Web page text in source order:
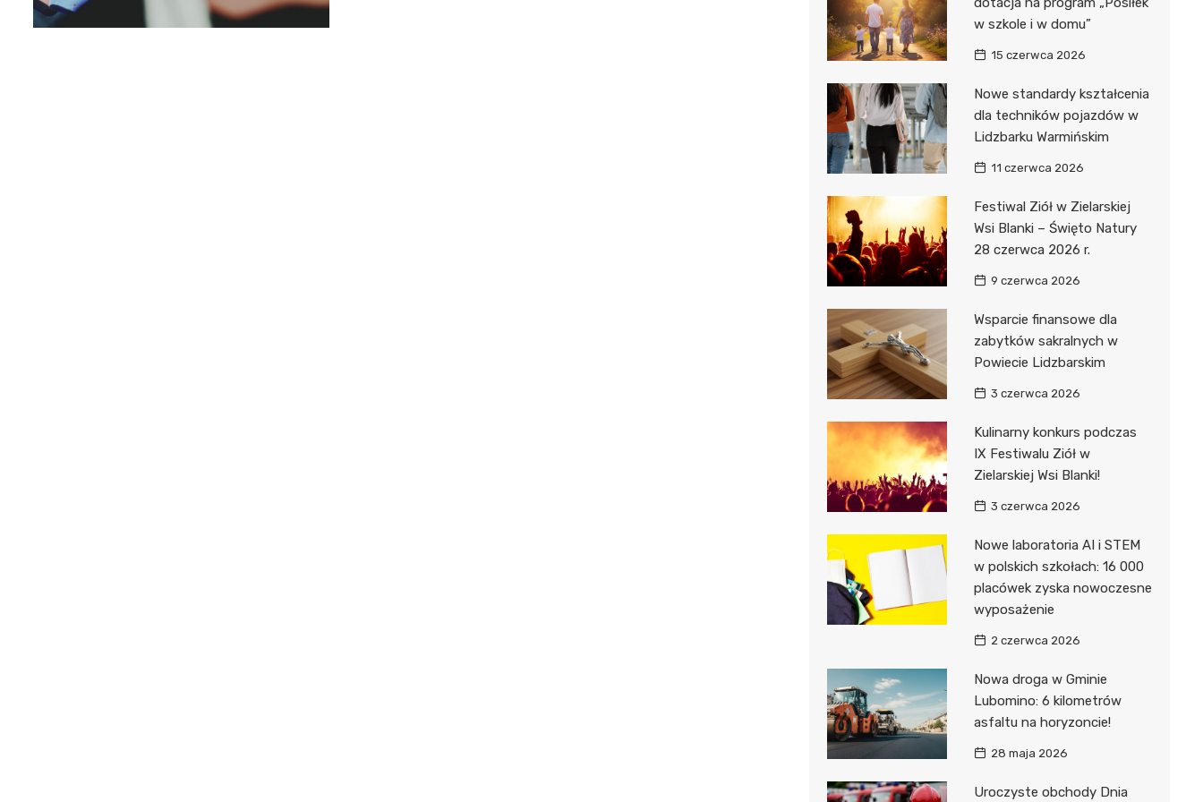
w szkole i w domu”
15 czerwca 2026
Nowe standardy kształcenia
dla techników pojazdów w
Lidzbarku Warmińskim
11 czerwca 2026
Festiwal Ziół w Zielarskiej
Wsi Blanki – Święto Natury
28 czerwca 2026 r.
9 czerwca 2026
Wsparcie finansowe dla
zabytków sakralnych w
Powiecie Lidzbarskim
3 czerwca 2026
Kulinarny konkurs podczas
IX Festiwalu Ziół w
Zielarskiej Wsi Blanki!
3 czerwca 2026
Nowe laboratoria AI i STEM
w polskich szkołach: 16 000
placówek zyska nowoczesne
wyposażenie
2 czerwca 2026
Nowa droga w Gminie
Lubomino: 6 kilometrów
asfaltu na horyzoncie!
28 maja 2026
Uroczyste obchody Dnia